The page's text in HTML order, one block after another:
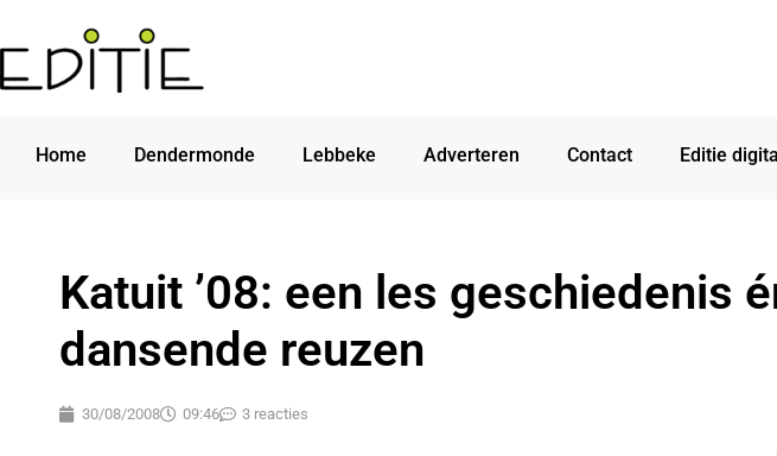
Home Dendermonde Lebbeke Adverteren Contact Editie
Katuit ’08: een les geschiedenis
dansende reuzen
30/08/2008 09:46 3 reacties